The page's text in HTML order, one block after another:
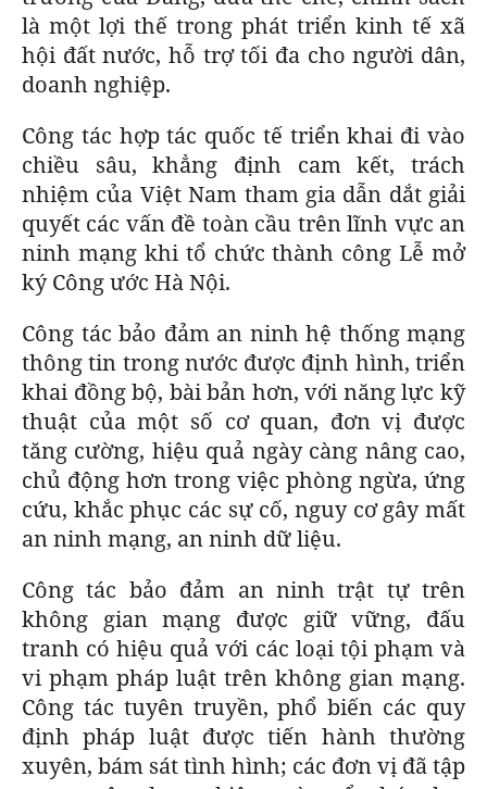
là một lợi thế trong phát triển kinh tế xã
hội đất nước, hỗ trợ tối đa cho người dân,
doanh nghiệp.
Công tác hợp tác quốc tế triển khai đi vào
chiều sâu, khẳng định cam kết, trách
nhiệm của Việt Nam tham gia dẫn dắt giải
quyết các vấn đề toàn cầu trên lĩnh vực an
ninh mạng khi tổ chức thành công Lễ mở
ký Công ước Hà Nội.
Công tác bảo đảm an ninh hệ thống mạng
thông tin trong nước được định hình, triển
khai đồng bộ, bài bản hơn, với năng lực kỹ
thuật của một số cơ quan, đơn vị được
tăng cường, hiệu quả ngày càng nâng cao,
chủ động hơn trong việc phòng ngừa, ứng
cứu, khắc phục các sự cố, nguy cơ gây mất
an ninh mạng, an ninh dữ liệu.
Công tác bảo đảm an ninh trật tự trên
không gian mạng được giữ vững, đấu
tranh có hiệu quả với các loại tội phạm và
vi phạm pháp luật trên không gian mạng.
Công tác tuyên truyền, phổ biến các quy
định pháp luật được tiến hành thường
xuyên, bám sát tình hình; các đơn vị đã tập